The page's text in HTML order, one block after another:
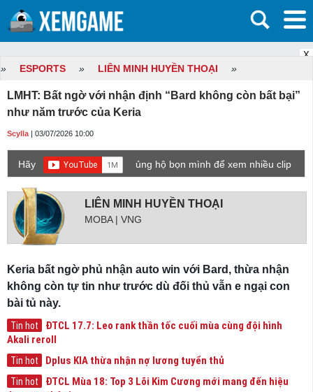
X
» ESPORTS » LIÊN MINH HUYỀN THOẠI »
LMHT: Bất ngờ với nhận định “Bard không còn bất bại”
như năm trước của Keria
Scylla | 03/07/2026 10:00
Hãy
ủng hộ bọn mình để xem nhiều clip
LIÊN MINH HUYỀN THOẠI
MOBA | VNG
Keria bất ngờ phủ nhận auto win với Bard, thừa nhận
không còn tự tin như trước dù đối thủ vẫn e ngại con
bài tủ này.
Tin hot
ĐTCL 17.7: Leo rank thần tốc cuối mùa cùng đội hình
Akali reroll
Tin hot Dplus KIA thừa nhận nợ lương tuyển thủ
Tin hot
ĐTCL Mùa 18: Top 3 Lõi Kim Cương mới mang đến hiệu